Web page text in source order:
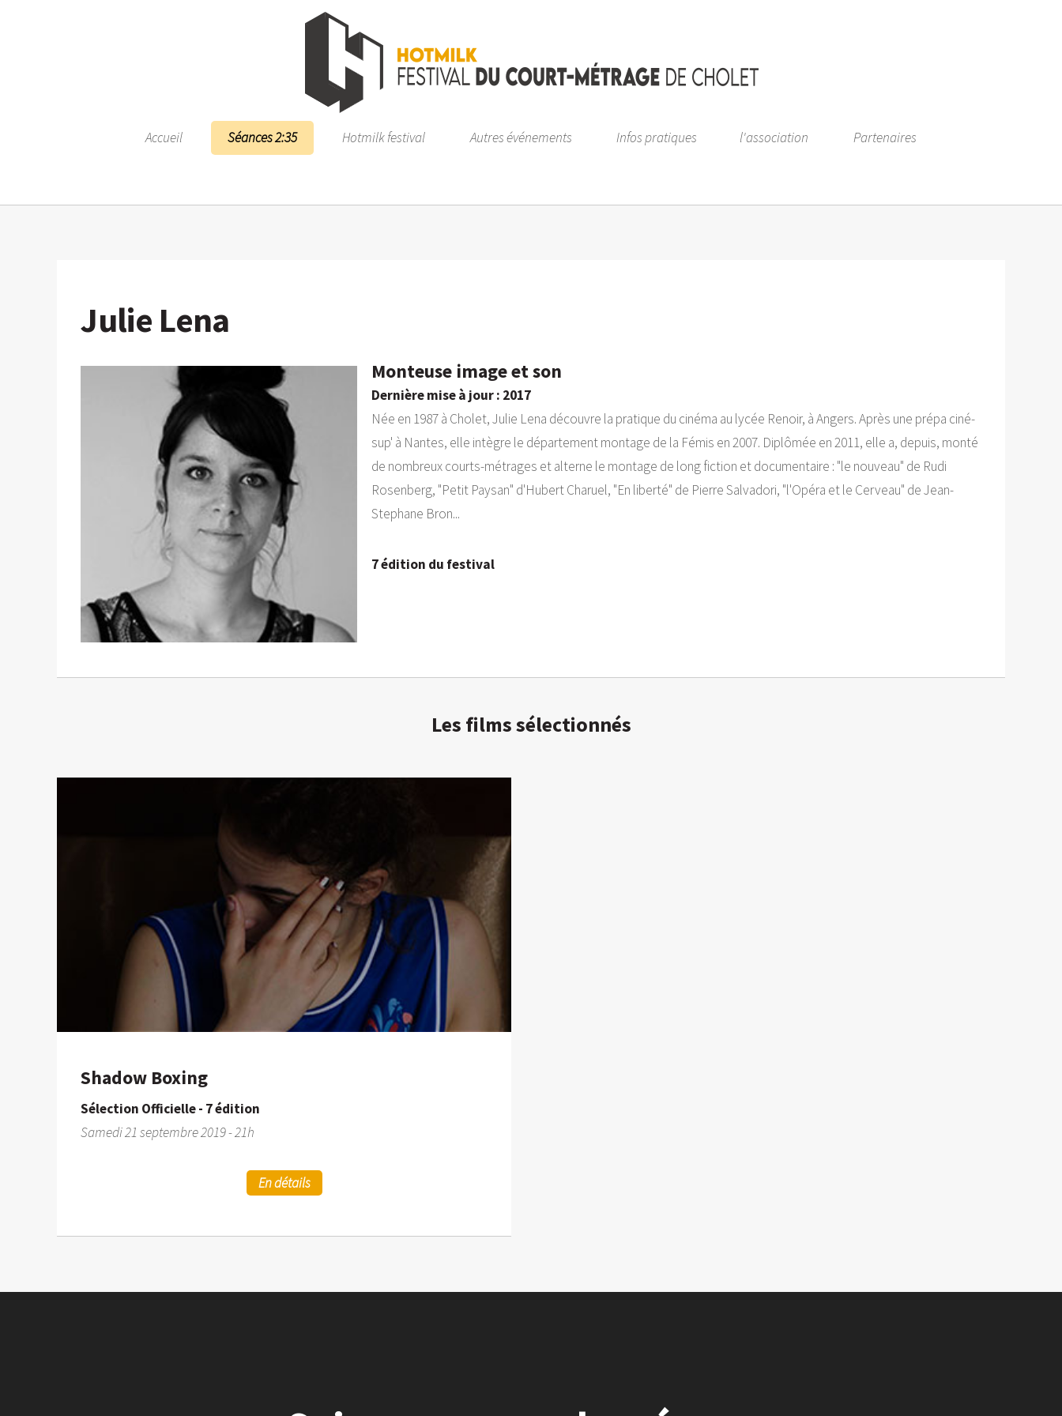
Accueil Séances 2:35 Hotmilk festival Autres événements Infos pratiques l'association Partenaires
Julie Lena
Monteuse image et son
Dernière mise à jour : 2017
Née en 1987 à Cholet, Julie Lena découvre la pratique du cinéma au lycée Renoir, à Angers. Après une prépa ciné-
sup' à Nantes, elle intègre le département montage de la Fémis en 2007. Diplômée en 2011, elle a, depuis, monté
de nombreux courts-métrages et alterne le montage de long fiction et documentaire : "le nouveau" de Rudi
Rosenberg, "Petit Paysan" d'Hubert Charuel, "En liberté" de Pierre Salvadori, "l'Opéra et le Cerveau" de Jean-
Stephane Bron...
7 édition du festival
Les films sélectionnés
Shadow Boxing
Sélection Officielle - 7 édition
Samedi 21 septembre 2019 - 21h
En détails